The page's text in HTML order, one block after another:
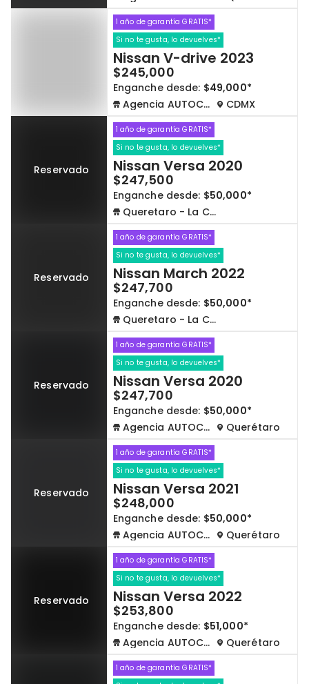
1 año de garantía GRATIS*
Si no te gusta, lo devuelves*
Nissan V-drive 2023
$245,000
Enganche desde: $49,000*
Agencia AUTOCOM
CDMX
Reservado
1 año de garantía GRATIS*
Si no te gusta, lo devuelves*
Nissan Versa 2020
$247,500
Enganche desde: $50,000*
Queretaro - La Capilla
Reservado
1 año de garantía GRATIS*
Si no te gusta, lo devuelves*
Nissan March 2022
$247,700
Enganche desde: $50,000*
Queretaro - La Capilla
Reservado
1 año de garantía GRATIS*
Si no te gusta, lo devuelves*
Nissan Versa 2020
$247,700
Enganche desde: $50,000*
Agencia AUTOCOM
Querétaro
Reservado
1 año de garantía GRATIS*
Si no te gusta, lo devuelves*
Nissan Versa 2021
$248,000
Enganche desde: $50,000*
Agencia AUTOCOM
Querétaro
Reservado
1 año de garantía GRATIS*
Si no te gusta, lo devuelves*
Nissan Versa 2022
$253,800
Enganche desde: $51,000*
Agencia AUTOCOM
Querétaro
1 año de garantía GRATIS*